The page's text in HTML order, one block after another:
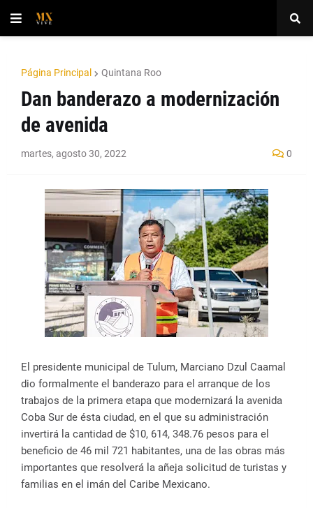
Página Principal Quintana Roo
Dan banderazo a modernización
de avenida
martes, agosto 30, 2022 0
El presidente municipal de Tulum, Marciano Dzul Caamal
dio formalmente el banderazo para el arranque de los
trabajos de la primera etapa que modernizará la avenida
Coba Sur de ésta ciudad, en el que su administración
invertirá la cantidad de $10, 614, 348.76 pesos para el
beneficio de 46 mil 721 habitantes, una de las obras más
importantes que resolverá la añeja solicitud de turistas y
familias en el imán del Caribe Mexicano.